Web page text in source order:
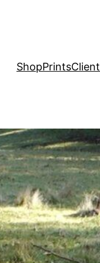
ShopPrintsClient